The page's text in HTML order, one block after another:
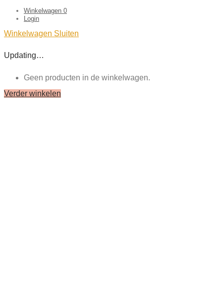
Winkelwagen 0
Login
Winkelwagen Sluiten
Updating…
Geen producten in de winkelwagen.
Verder winkelen